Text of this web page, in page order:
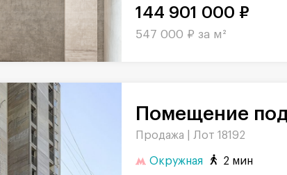
144 901 000 ₽
547 000 ₽ за м²
Помещение
Продажа | Лот 18192
Окружная 2 мин